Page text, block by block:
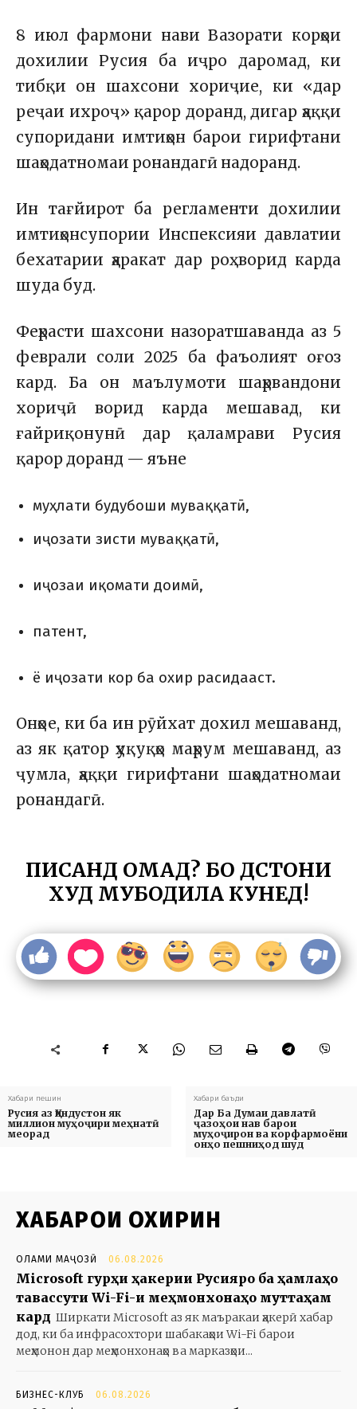
8 июл фармони нави Вазорати корҳои
дохилии Русия ба иҷро даромад, ки
тибқи он шахсони хориҷие, ки «дар
реҷаи ихроҷ» қарор доранд, дигар ҳаққи
супоридани имтиҳон барои гирифтани
шаҳодатномаи ронандагӣ надоранд.
Ин тағйирот ба регламенти дохилии
имтиҳонсупории Инспексияи давлатии
бехатарии ҳаракат дар роҳ ворид карда
шуда буд.
Феҳрасти шахсони назоратшаванда аз 5
феврали соли 2025 ба фаъолият оғоз
кард. Ба он маълумоти шаҳрвандони
хориҷӣ ворид карда мешавад, ки
ғайриқонунӣ дар қаламрави Русия
қарор доранд — яъне
муҳлати будубоши муваққатӣ,
иҷозати зисти муваққатӣ,
иҷозаи иқомати доимӣ,
патент,
ё иҷозати кор ба охир расидааст.
Онҳое, ки ба ин рӯйхат дохил мешаванд,
аз як қатор ҳуқуқҳо маҳрум мешаванд, аз
ҷумла, ҳаққи гирифтани шаҳодатномаи
ронандагӣ.
ПИСАНД ОМАД? БО ДӮСТОНИ
ХУД МУБОДИЛА КУНЕД!
Хабари пешин
Русия аз Ҳиндустон як
миллион муҳоҷири меҳнатӣ
меорад
Хабари баъди
Дар Ба Думаи давлатӣ
ҷазоҳои нав барои
муҳоҷирон ва корфармоёни
онҳо пешниҳод шуд
ХАБАРҲОИ ОХИРИН
ОЛАМИ МАҶОЗӢ 06.08.2026
Microsoft гурӯҳи ҳакерии Русияро ба ҳамлаҳо
тавассути Wi-Fi-и меҳмонхонаҳо муттаҳам
кард Ширкати Microsoft аз як маъракаи ҳакерӣ хабар
дод, ки ба инфрасохтори шабакаҳои Wi-Fi барои
меҳмонон дар меҳмонхонаҳо ва марказҳои...
БИЗНЕС-КЛУБ 06.08.2026